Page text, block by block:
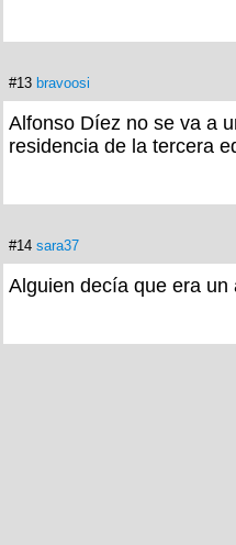
#13 bravoosi
Alfonso Díez no se va a
residencia de la tercera
#14 sara37
Alguien decía que era un